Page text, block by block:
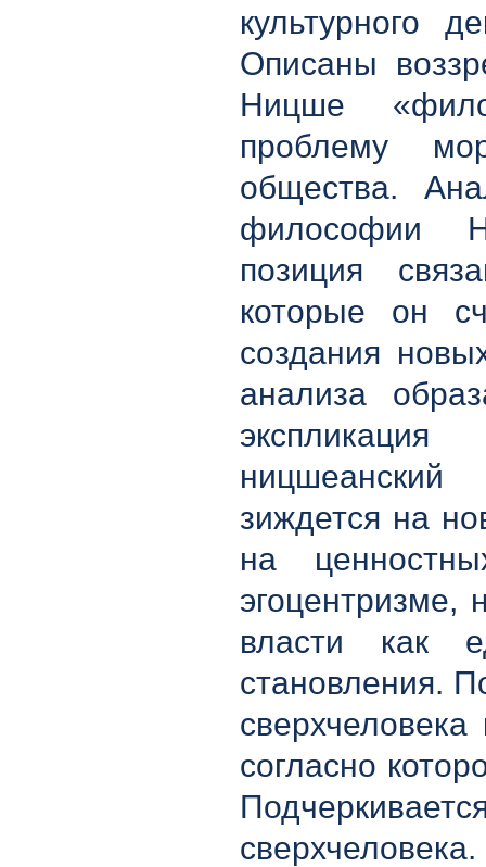
культурного
Описаны
Ницше
проблему
общества.
философии
позиция
которые он
создания
анализа
экспликация
ницшеанский
зиждется на
на
эгоцентризме,
власти как
становления.
согласно